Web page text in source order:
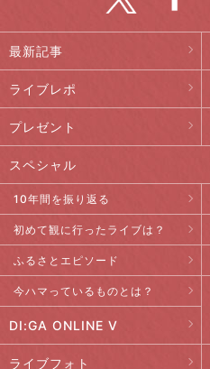
最新記事
ライブレポ
プレゼント
スペシャル
10年間を振り返る
初めて観に行ったライブは？
ふるさとエピソード
今ハマっているものとは？
DI:GA ONLINE V
ライブフォト